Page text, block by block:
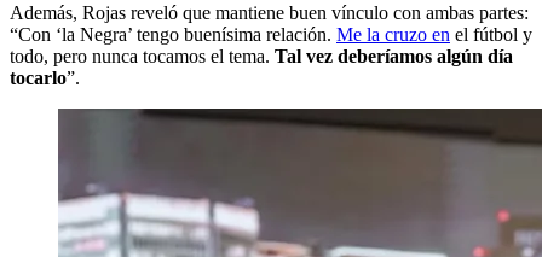
Además, Rojas reveló que mantiene buen vínculo con ambas partes:
“Con ‘la Negra’ tengo buenísima relación. Me la cruzo en el fútbol y
todo, pero nunca tocamos el tema. Tal vez deberíamos algún día
tocarlo”.